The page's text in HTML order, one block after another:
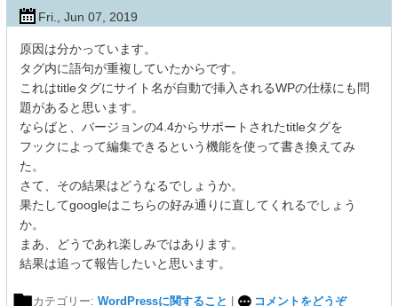
Fri., Jun 07, 2019
原因は分かっています。
タグ内に語句が重複していたからです。
これはtitleタグにサイト名が自動で挿入されるWPの仕様にも問
題があると思います。
ならばと、バージョンの4.4からサポートされたtitleタグを
フックによって編集できるという機能を使って書き換えてみ
た。
さて、その結果はどうなるでしょうか。
果たしてgoogleはこちらの好み通りに直してくれるでしょう
か。
まあ、どうであれ楽しみではあります。
結果は追って報告したいと思います。
カテゴリー: WordPressに関すること コメントをどうぞ